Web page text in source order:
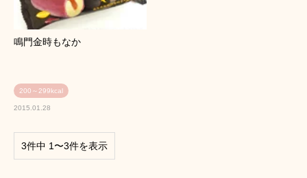
鳴門金時もなか
200～299kcal
2015.01.28
3件中 1〜3件を表示